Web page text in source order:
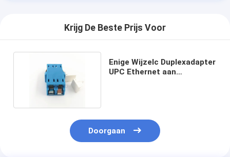
Krijg De Beste Prijs Voor
Enige Wijzelc Duplexadapter
UPC Ethernet aan
Doorgaan